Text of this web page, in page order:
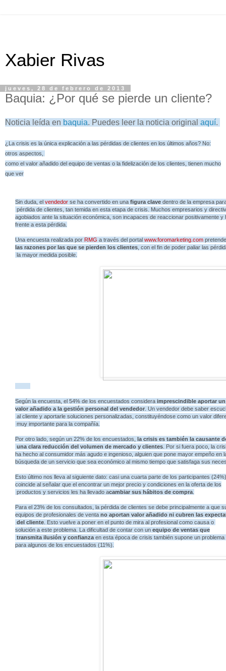
Xabier Rivas
jueves, 28 de febrero de 2013
Baquia: ¿Por qué se pierde un cliente?
Noticia leída en baquia. Puedes leer la noticia original aquí.
¿La crisis es la única explicación a las pérdidas de clientes en los últimos años? No:
otros aspectos,
como el valor añadido del equipo de ventas o la fidelización de los clientes, tienen mucho
que ver
Sin duda, el vendedor se ha convertido en una figura clave dentro de la empresa
pérdida de clientes, tan temida en esta etapa de crisis. Muchos empresarios y
agobiados ante la situación económica, son incapaces de reaccionar positivamente
frente a esta pérdida.
Una encuesta realizada por RMG a través del portal www.foromarketing.com
las razones por las que se pierden los clientes , con el fin de poder paliar las
la mayor medida posible.
Según la encuesta, el 54% de los encuestados considera imprescindible aportar
valor añadido a la gestión personal del vendedor . Un vendedor debe saber
al cliente y aportarle soluciones personalizadas, constituyéndose como un valor
muy importante para la compañía.
Por otro lado, según un 22% de los encuestados, la crisis es también la causante
una clara reducción del volumen de mercado y clientes . Por si fuera poco, la
ha hecho al consumidor más agudo e ingenioso, alguien que pone mayor empeño en
búsqueda de un servicio que sea económico al mismo tiempo que satisfaga sus
Esto último nos lleva al siguiente dato: casi una cuarta parte de los participantes
coincide al señalar que el encontrar un mejor precio y condiciones en la oferta de los
productos y servicios les ha llevado acambiar sus hábitos de compra
Para el 23% de los consultados, la pérdida de clientes se debe principalmente a que
equipos de profesionales de venta no aportan valor añadido ni cubren las
del cliente . Esto vuelve a poner en el punto de mira al profesional como causa o
solución a este problema. La dificultad de contar con un equipo de ventas que
transmita ilusión y confianza en esta época de crisis también supone un problema
para algunos de los encuestados (11%).